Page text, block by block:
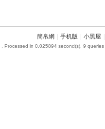
簡帛網 手机版 小黑屋
, Processed in 0.025894 second(s), 9 queries .